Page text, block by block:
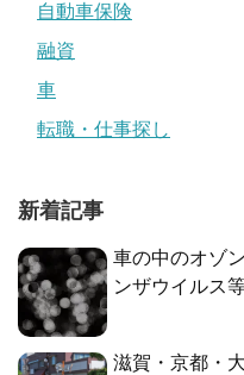
自動車保険
融資
車
転職・仕事探し
新着記事
車の中のオゾ
ンザウイルス
滋賀・京都・